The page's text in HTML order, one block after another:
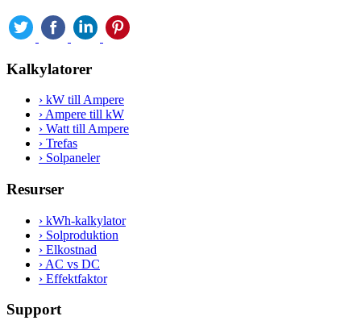
Kalkylatorer
› kW till Ampere
› Ampere till kW
› Watt till Ampere
› Trefas
› Solpaneler
Resurser
› kWh-kalkylator
› Solproduktion
› Elkostnad
› AC vs DC
› Effektfaktor
Support